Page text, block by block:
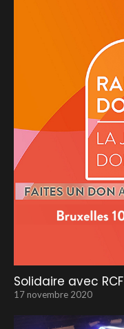
Solidaire avec RCF
17 novembre 2020